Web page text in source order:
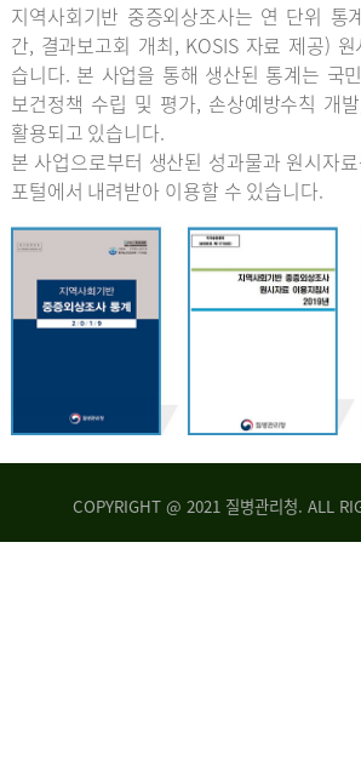
지역사회기반 중증외상조사는 연 단위 통
간, 결과보고회 개최, KOSIS 자료 제공)
습니다. 본 사업을 통해 생산된 통계는 국
보건정책 수립 및 평가, 손상예방수칙 개
활용되고 있습니다.
본 사업으로부터 생산된 성과물과 원시자
포털에서 내려받아 이용할 수 있습니다.
COPYRIGHT @ 2021 질병관리청. ALL